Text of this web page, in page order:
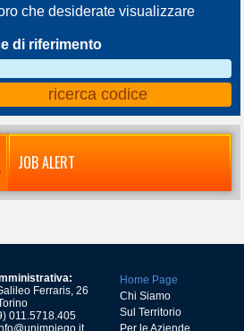
che desiderate visualizzare
di riferimento
JOB ALERT
Ferraris, 26
011.5718.405
Home Page
Chi Siamo
Sul Territorio
Per le Aziende